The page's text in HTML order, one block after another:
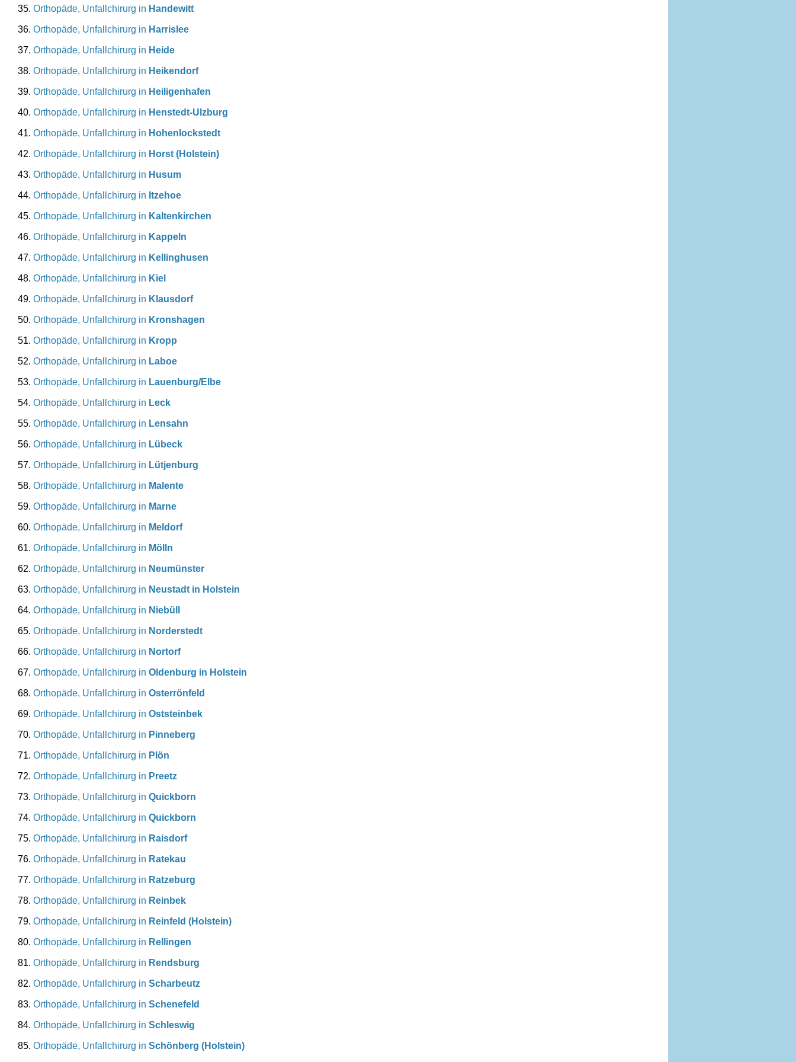
Orthopäde, Unfallchirurg in Handewitt
Orthopäde, Unfallchirurg in Harrislee
Orthopäde, Unfallchirurg in Heide
Orthopäde, Unfallchirurg in Heikendorf
Orthopäde, Unfallchirurg in Heiligenhafen
Orthopäde, Unfallchirurg in Henstedt-Ulzburg
Orthopäde, Unfallchirurg in Hohenlockstedt
Orthopäde, Unfallchirurg in Horst (Holstein)
Orthopäde, Unfallchirurg in Husum
Orthopäde, Unfallchirurg in Itzehoe
Orthopäde, Unfallchirurg in Kaltenkirchen
Orthopäde, Unfallchirurg in Kappeln
Orthopäde, Unfallchirurg in Kellinghusen
Orthopäde, Unfallchirurg in Kiel
Orthopäde, Unfallchirurg in Klausdorf
Orthopäde, Unfallchirurg in Kronshagen
Orthopäde, Unfallchirurg in Kropp
Orthopäde, Unfallchirurg in Laboe
Orthopäde, Unfallchirurg in Lauenburg/Elbe
Orthopäde, Unfallchirurg in Leck
Orthopäde, Unfallchirurg in Lensahn
Orthopäde, Unfallchirurg in Lübeck
Orthopäde, Unfallchirurg in Lütjenburg
Orthopäde, Unfallchirurg in Malente
Orthopäde, Unfallchirurg in Marne
Orthopäde, Unfallchirurg in Meldorf
Orthopäde, Unfallchirurg in Mölln
Orthopäde, Unfallchirurg in Neumünster
Orthopäde, Unfallchirurg in Neustadt in Holstein
Orthopäde, Unfallchirurg in Niebüll
Orthopäde, Unfallchirurg in Norderstedt
Orthopäde, Unfallchirurg in Nortorf
Orthopäde, Unfallchirurg in Oldenburg in Holstein
Orthopäde, Unfallchirurg in Osterrönfeld
Orthopäde, Unfallchirurg in Oststeinbek
Orthopäde, Unfallchirurg in Pinneberg
Orthopäde, Unfallchirurg in Plön
Orthopäde, Unfallchirurg in Preetz
Orthopäde, Unfallchirurg in Quickborn
Orthopäde, Unfallchirurg in Quickborn
Orthopäde, Unfallchirurg in Raisdorf
Orthopäde, Unfallchirurg in Ratekau
Orthopäde, Unfallchirurg in Ratzeburg
Orthopäde, Unfallchirurg in Reinbek
Orthopäde, Unfallchirurg in Reinfeld (Holstein)
Orthopäde, Unfallchirurg in Rellingen
Orthopäde, Unfallchirurg in Rendsburg
Orthopäde, Unfallchirurg in Scharbeutz
Orthopäde, Unfallchirurg in Schenefeld
Orthopäde, Unfallchirurg in Schleswig
Orthopäde, Unfallchirurg in Schönberg (Holstein)